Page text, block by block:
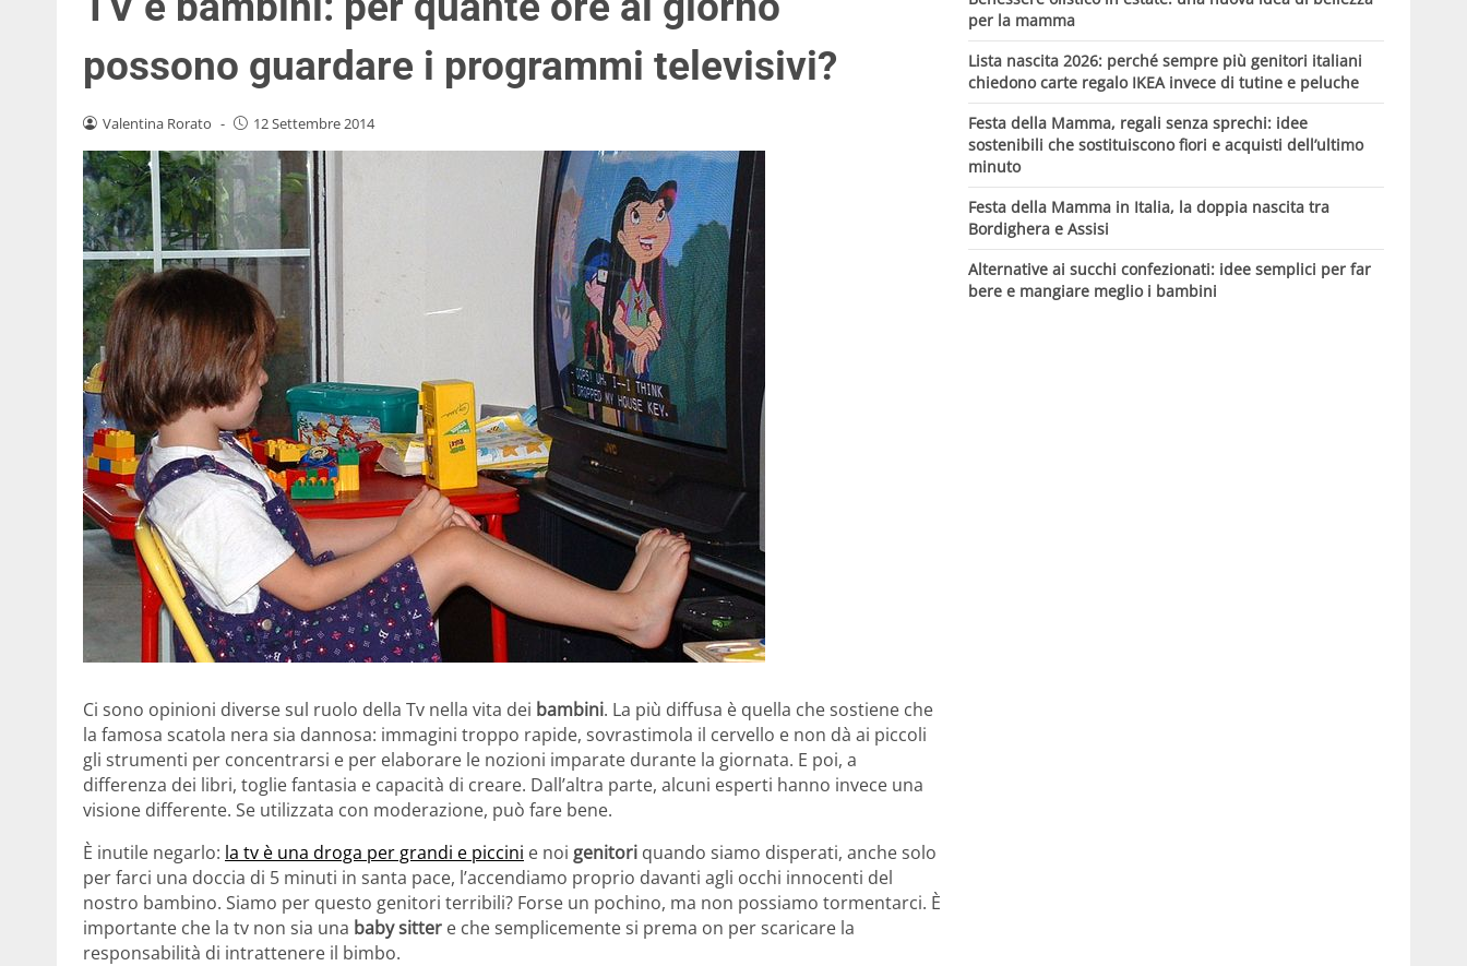
possono guardare i programmi televisivi?
Valentina Rorato - 12 Settembre 2014
Ci sono opinioni diverse sul ruolo della Tv nella vita dei bambini. La più diffusa è quella che sostiene che
la famosa scatola nera sia dannosa: immagini troppo rapide, sovrastimola il cervello e non dà ai piccoli
gli strumenti per concentrarsi e per elaborare le nozioni imparate durante la giornata. E poi, a
differenza dei libri, toglie fantasia e capacità di creare. Dall’altra parte, alcuni esperti hanno invece una
visione differente. Se utilizzata con moderazione, può fare bene.
È inutile negarlo: la tv è una droga per grandi e piccini e noi genitori quando siamo disperati, anche solo
per farci una doccia di 5 minuti in santa pace, l’accendiamo proprio davanti agli occhi innocenti del
nostro bambino. Siamo per questo genitori terribili? Forse un pochino, ma non possiamo tormentarci. È
importante che la tv non sia una baby sitter e che semplicemente si prema on per scaricare la
responsabilità di intrattenere il bimbo.
per la mamma
Lista nascita 2026: perché sempre più genitori italiani
chiedono carte regalo IKEA invece di tutine e peluche
Festa della Mamma, regali senza sprechi: idee
sostenibili che sostituiscono fiori e acquisti dell’ultimo
minuto
Festa della Mamma in Italia, la doppia nascita tra
Bordighera e Assisi
Alternative ai succhi confezionati: idee semplici per far
bere e mangiare meglio i bambini